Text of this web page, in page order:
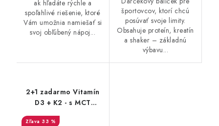
ak hľadáte rýchle a
spoľahlivé riešenie, ktoré
Vám umožnia namiešať si
svoj obľúbený nápoj...
športovcov, ktorí chcú
posúvať svoje limity.
Obsahuje proteín, kreatín
a shaker – základnú
výbavu...
2+1 zadarmo Vitamín
D3 + K2 - s MCT
olejem v kapslích
33 %